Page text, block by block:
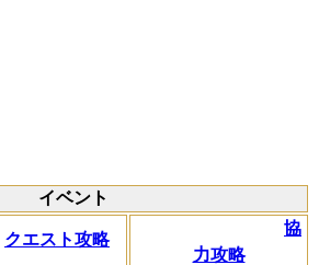
イベント
クエスト攻略
協
力攻略